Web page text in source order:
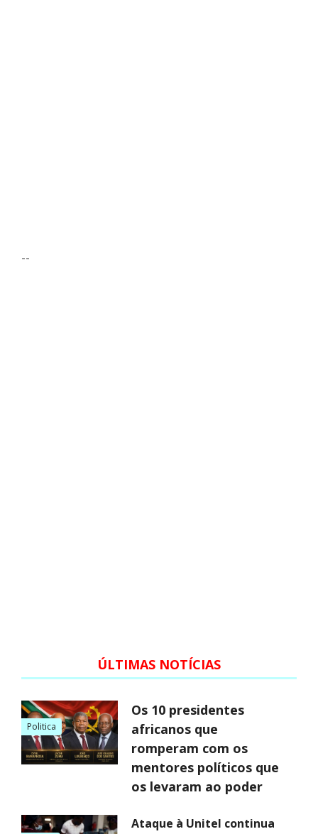
--
ÚLTIMAS NOTÍCIAS
Politica
Os 10 presidentes
africanos que
romperam com os
mentores políticos que
os levaram ao poder
Ataque à Unitel continua